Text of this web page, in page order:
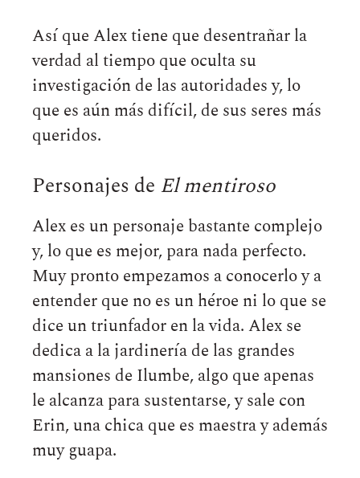
Así que Alex tiene que desentrañar la
verdad al tiempo que oculta su
investigación de las autoridades y, lo
que es aún más difícil, de sus seres más
queridos.
Personajes de El mentiroso
Alex es un personaje bastante complejo
y, lo que es mejor, para nada perfecto.
Muy pronto empezamos a conocerlo y a
entender que no es un héroe ni lo que se
dice un triunfador en la vida. Alex se
dedica a la jardinería de las grandes
mansiones de Ilumbe, algo que apenas
le alcanza para sustentarse, y sale con
Erin, una chica que es maestra y además
muy guapa.